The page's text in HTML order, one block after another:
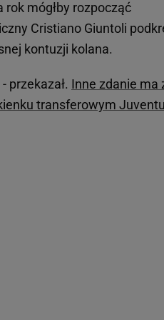
mógłby rozpocząć
Cristiano Giuntoli
kontuzji kolana.
przekazał. Inne zdanie ma
transferowym